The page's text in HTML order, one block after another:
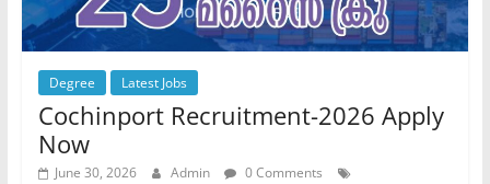
Degree Latest Jobs
Cochinport Recruitment-2026 Apply
Now
June 30, 2026 Admin
0 Comments